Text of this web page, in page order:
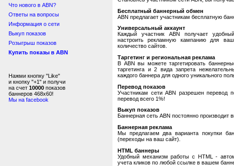
Что нового в ABN?
Ответы на вопросы
Информация о сети
Выкуп показов
Розыгрыш показов
Купить показы в ABN
Нажми кнопку "Like"
и кнопку "+1" и получи
на счет 10000 показов
баннеров 468x60!
Мы на facebook
Бесплатный баннерный обмен
ABN предлагает участникам бесплатную
Универсальный аккаунт
Каждый участник ABN получает
настроить рекламную кампанию для
количество сайтов.
Таргетинг и региональная реклама
В ABN вы можете таргетировать
таргетинга и 2 вида запрета
каждого баннера для одного уникального
Перевод показов
Участникам сети ABN разрешен перевод
перевод всего 1%!
Выкуп показов
Баннерная сеть ABN постоянно производит
Баннерная реклама
Мы предлагаем два варианта покупки
(переходы на ваш сайт).
HTML баннеры
Удобный механизм работы с HTML -
учета кликов по любой ссылке в вашем